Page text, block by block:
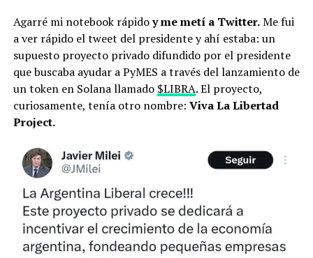
Agarré mi notebook rápidoy me metí a Twitter.Me fui
a ver rápido el tweet del presidente y ahí estaba: un
supuesto proyecto privado difundido por el presidente
que buscaba ayudar a PyMES a través del lanzamiento de
un token en Solana llamado $LIBRA. El proyecto,
curiosamente, tenía otro nombre: Viva La Libertad
Project.